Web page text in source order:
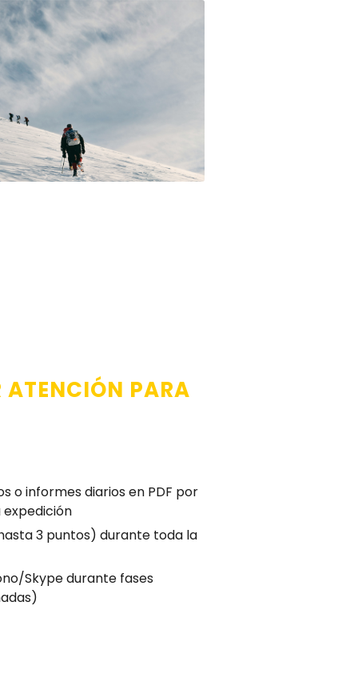
PARA
o informes diarios en PDF por
3 puntos) durante toda la
Skype durante fases